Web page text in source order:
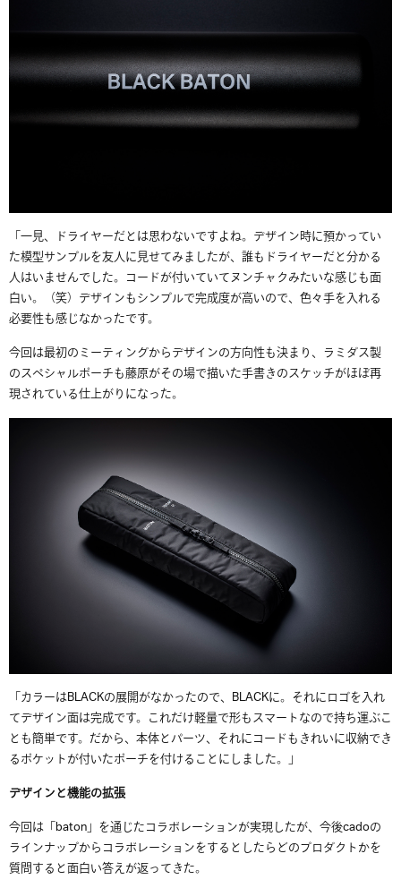
「一見、ドライヤーだとは思わないですよね。デザイン時に預かってい
た模型サンプルを友人に見せてみましたが、誰もドライヤーだと分かる
人はいませんでした。 コードが付いていてヌンチャクみたいな感じも面
白い。（笑） デザインもシンプルで完成度が高いので、色々手を入れる
必要性も感じなかったです。
今回は最初のミーティングからデザインの方向性も決まり、ラミダス製
のスペシャルポーチも藤原がその場で描いた手書きのスケッチがほぼ再
現されている仕上がりになった。
「カラーはBLACKの展開がなかったので、 BLACKに。それにロゴを入れ
てデザイン面は完成です。これだけ軽量で形もスマートなので持ち運ぶこ
とも簡単です。だから、本体とパーツ、それにコードもきれいに収納でき
るポケットが付いたポーチを付けることにしました。」
デザインと機能の拡張
今回は「baton」を通じたコラボレーションが実現したが、今後cadoの
ラインナップからコラボレーションをするとしたらどのプロダクトかを
質問すると面白い答えが返ってきた。